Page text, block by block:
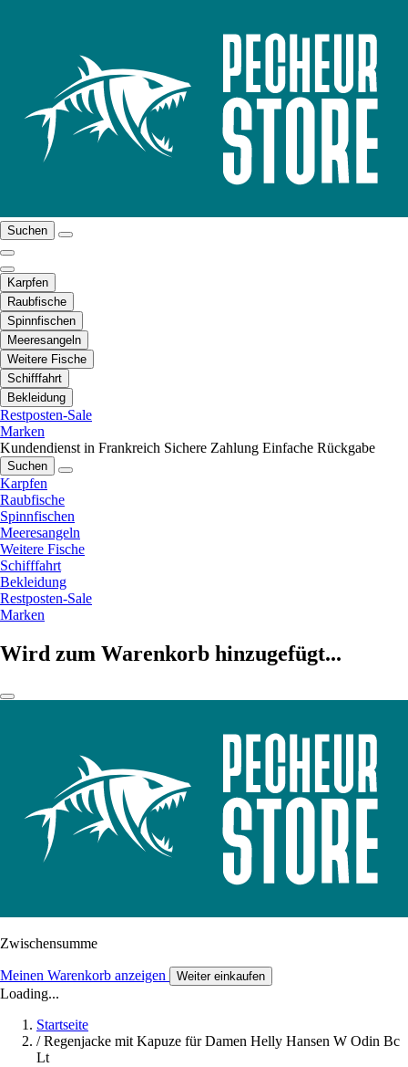
Suchen
Karpfen
Raubfische
Spinnfischen
Meeresangeln
Weitere Fische
Schifffahrt
Bekleidung
Restposten-Sale
Marken
Kundendienst in Frankreich Sichere Zahlung Einfache Rückgabe
Suchen
Karpfen
Raubfische
Spinnfischen
Meeresangeln
Weitere Fische
Schifffahrt
Bekleidung
Restposten-Sale
Marken
Wird zum Warenkorb hinzugefügt...
Zwischensumme
Meinen Warenkorb anzeigen Weiter einkaufen
Loading...
Startseite
/ Regenjacke mit Kapuze für Damen Helly Hansen W Odin Bc
Lt